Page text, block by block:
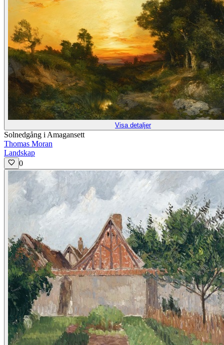
Visa detaljer
Solnedgång i Amagansett
Thomas Moran
Landskap
0